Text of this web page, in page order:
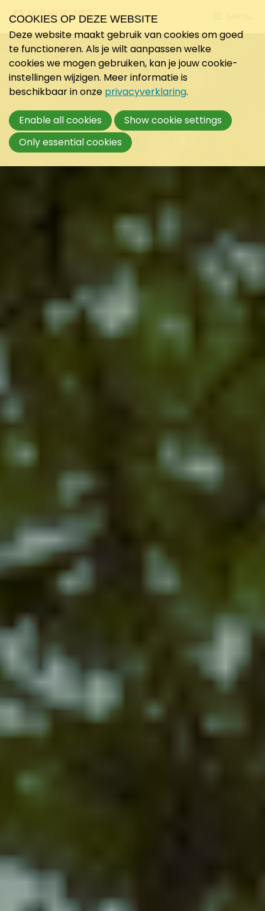
to
COOKIES OP DEZE WEBSITE
Deze website maakt gebruik van cookies om goed
te functioneren. Als je wilt aanpassen welke
cookies we mogen gebruiken, kan je jouw cookie-
instellingen wijzigen. Meer informatie is
beschikbaar in onze privacyverklaring.
Enable all cookies
Show cookie settings
Only essential cookies